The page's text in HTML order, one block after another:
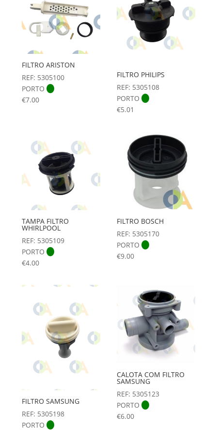
FILTRO ARISTON
REF: 5305100
PORTO
€7.00
FILTRO PHILIPS
REF: 5305108
PORTO
€5.01
TAMPA FILTRO
WHIRLPOOL
REF: 5305109
PORTO
€4.00
FILTRO BOSCH
REF: 5305170
PORTO
€9.00
FILTRO SAMSUNG
REF: 5305198
PORTO
CALOTA COM FILTRO
SAMSUNG
REF: 5305123
PORTO
€6.00